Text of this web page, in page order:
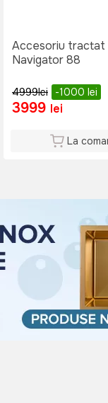
Accesoriu tractat
Navigator 88
4999lei -1000 lei
3999 lei
La